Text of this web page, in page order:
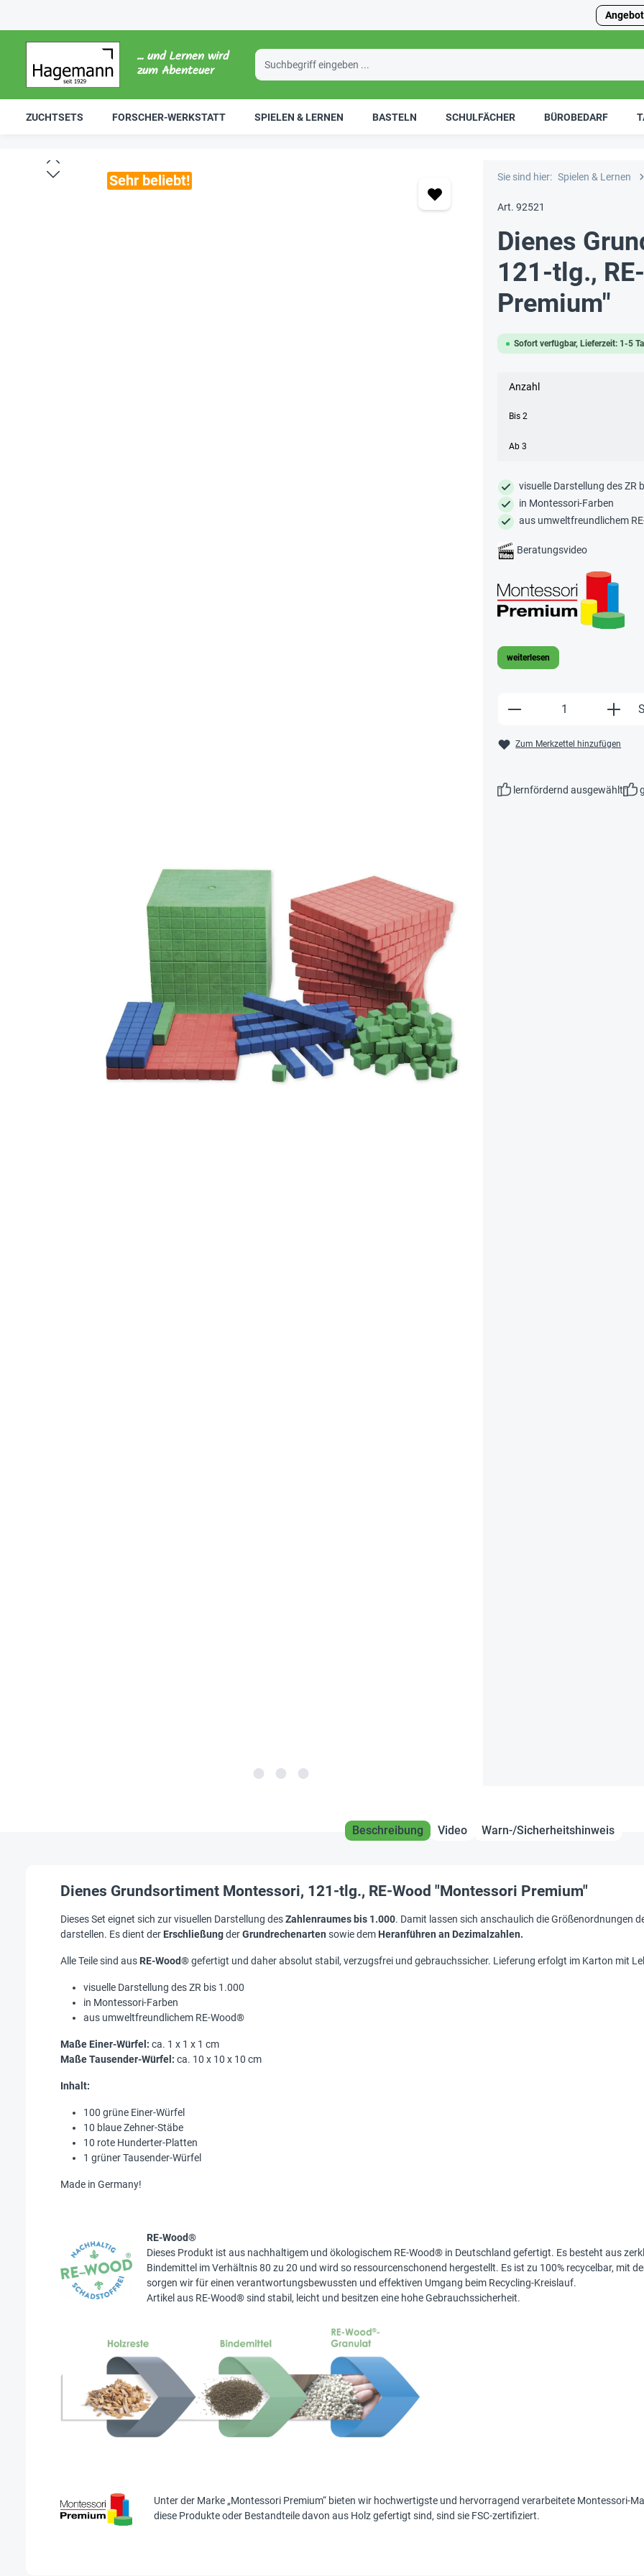
... und Lernen wird
zum Abenteuer
ZUCHTSETS FORSCHER-WERKSTATT SPIELEN & LERNEN BASTELN SCHULFÄCHER BÜROBEDARF
Sehr beliebt! Sie sind hier: Spielen & Lernen
Art. 92521
Dienes
121-tlg.,
Premium"
Sofort verfügbar, Lieferzeit: 1-5
Anzahl
Bis 2
Ab 3
visuelle Darstellung des ZR
in Montessori-Farben
aus umweltfreundlichem
Beratungsvideo
weiterlesen
Produkt Anzahl:
Zum Merkzettel hinzufügen
lernfördernd ausgewählt
Beschreibung Video Warn-/Sicherheitshinweis
Dienes Grundsortiment Montessori, 121-tlg., RE-Wood "Montessori Premium"
Dieses Set eignet sich zur visuellen Darstellung desZahlenraumes bis 1.000. Damit lassen sich anschaulich die Größenordnungen
darstellen. Es dient der ErschließungderGrundrechenarten sowie dem Heranführen an Dezimalzahlen.
Alle Teile sind aus RE-Wood®gefertigt und daher absolut stabil, verzugsfrei und gebrauchssicher. Lieferung erfolgt im Karton mit
visuelle Darstellung des ZR bis 1.000
in Montessori-Farben
aus umweltfreundlichem RE-Wood®
Maße Einer-Würfel: ca. 1 x 1 x 1 cm
Maße Tausender-Würfel: ca. 10 x 10 x 10 cm
Inhalt:
100 grüne Einer-Würfel
10 blaue Zehner-Stäbe
10 rote Hunderter-Platten
1 grüner Tausender-Würfel
Made in Germany!
RE-Wood®
Dieses Produkt ist aus nachhaltigem und ökologischem RE-Wood® in Deutschland gefertigt. Es besteht aus
Bindemittel im Verhältnis 80 zu 20 und wird so ressourcenschonend hergestellt. Es ist zu 100% recycelbar, mit
sorgen wir für einen verantwortungsbewussten und effektiven Umgang beim Recycling-Kreislauf.
Artikel aus RE-Wood® sind stabil, leicht und besitzen eine hohe Gebrauchssicherheit.
Unter der Marke „Montessori Premium“ bieten wir hochwertigste und hervorragend verarbeitete Montessori-
diese Produkte oder Bestandteile davon aus Holz gefertigt sind, sind sie FSC-zertifiziert.